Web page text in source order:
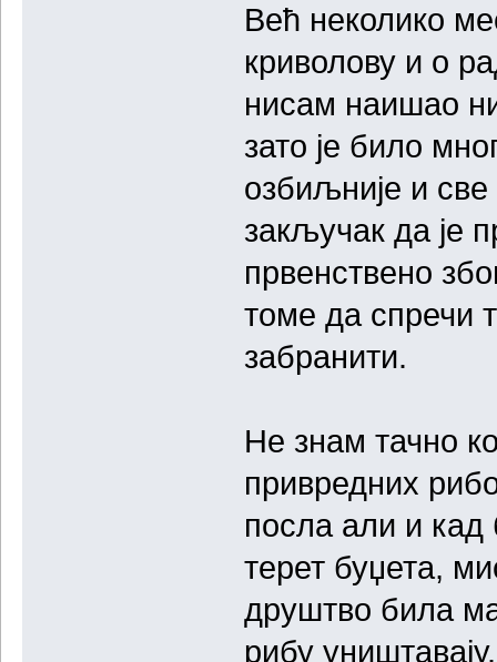
Већ неколико
криволову и о
нисам наишао
зато је било
озбиљније и све
закључак да је
првенствено
томе да спречи
забранити.
Не знам тачно
привредних
посла али и кад
терет буџета,
друштво била
рибу уништавају.